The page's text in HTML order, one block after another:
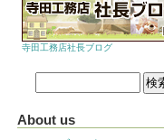
寺田工務店社長ブログ
About us